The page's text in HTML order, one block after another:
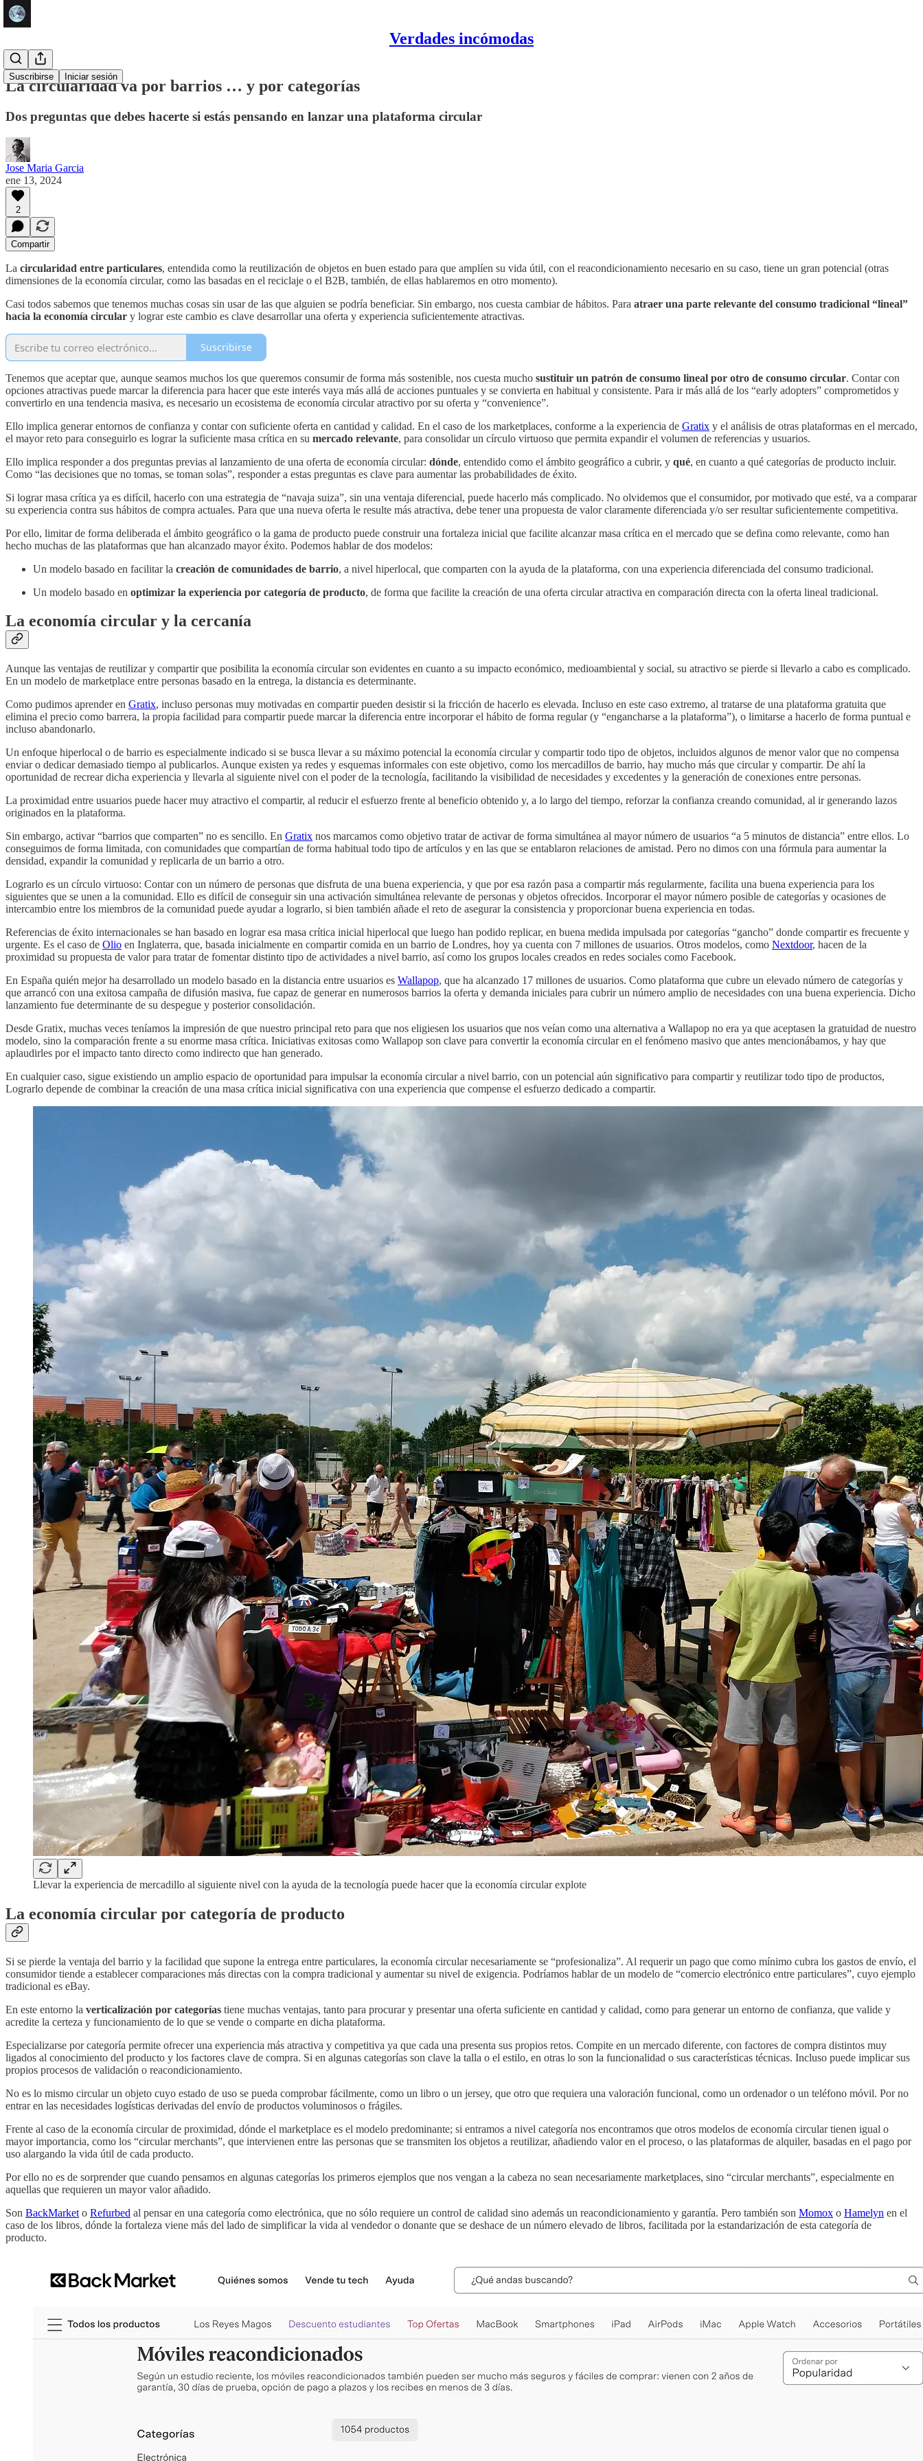
Verdades incómodas
Suscribirse Iniciar sesión
La circularidad va por barrios … y por categorías
Dos preguntas que debes hacerte si estás pensando en lanzar una plataforma circular
Jose Maria Garcia
ene 13, 2024
2
Compartir
La circularidad entre particulares, entendida como la reutilización de objetos en buen estado para que amplíen su vida útil, con el reacondicionamiento necesario en su caso, tiene un gran potencial (otras
dimensiones de la economía circular, como las basadas en el reciclaje o el B2B, también, de ellas hablaremos en otro momento).
Casi todos sabemos que tenemos muchas cosas sin usar de las que alguien se podría beneficiar. Sin embargo, nos cuesta cambiar de hábitos. Para atraer una parte relevante del consumo tradicional “lineal”
hacia la economía circular y lograr este cambio es clave desarrollar una oferta y experiencia suficientemente atractivas.
Suscribirse
Tenemos que aceptar que, aunque seamos muchos los que queremos consumir de forma más sostenible, nos cuesta mucho sustituir un patrón de consumo lineal por otro de consumo circular. Contar con
opciones atractivas puede marcar la diferencia para hacer que este interés vaya más allá de acciones puntuales y se convierta en habitual y consistente. Para ir más allá de los “early adopters” comprometidos y
convertirlo en una tendencia masiva, es necesario un ecosistema de economía circular atractivo por su oferta y “convenience”.
Ello implica generar entornos de confianza y contar con suficiente oferta en cantidad y calidad. En el caso de los marketplaces, conforme a la experiencia de Gratix y el análisis de otras plataformas en el mercado,
el mayor reto para conseguirlo es lograr la suficiente masa crítica en su mercado relevante, para consolidar un círculo virtuoso que permita expandir el volumen de referencias y usuarios.
Ello implica responder a dos preguntas previas al lanzamiento de una oferta de economía circular: dónde, entendido como el ámbito geográfico a cubrir, y qué, en cuanto a qué categorías de producto incluir.
Como “las decisiones que no tomas, se toman solas”, responder a estas preguntas es clave para aumentar las probabilidades de éxito.
Si lograr masa crítica ya es difícil, hacerlo con una estrategia de “navaja suiza”, sin una ventaja diferencial, puede hacerlo más complicado. No olvidemos que el consumidor, por motivado que esté, va a comparar
su experiencia contra sus hábitos de compra actuales. Para que una nueva oferta le resulte más atractiva, debe tener una propuesta de valor claramente diferenciada y/o ser resultar suficientemente competitiva.
Por ello, limitar de forma deliberada el ámbito geográfico o la gama de producto puede construir una fortaleza inicial que facilite alcanzar masa crítica en el mercado que se defina como relevante, como han
hecho muchas de las plataformas que han alcanzado mayor éxito. Podemos hablar de dos modelos:
Un modelo basado en facilitar la creación de comunidades de barrio, a nivel hiperlocal, que comparten con la ayuda de la plataforma, con una experiencia diferenciada del consumo tradicional.
Un modelo basado en optimizar la experiencia por categoría de producto, de forma que facilite la creación de una oferta circular atractiva en comparación directa con la oferta lineal tradicional.
La economía circular y la cercanía
Aunque las ventajas de reutilizar y compartir que posibilita la economía circular son evidentes en cuanto a su impacto económico, medioambiental y social, su atractivo se pierde si llevarlo a cabo es complicado.
En un modelo de marketplace entre personas basado en la entrega, la distancia es determinante.
Como pudimos aprender en Gratix, incluso personas muy motivadas en compartir pueden desistir si la fricción de hacerlo es elevada. Incluso en este caso extremo, al tratarse de una plataforma gratuita que
elimina el precio como barrera, la propia facilidad para compartir puede marcar la diferencia entre incorporar el hábito de forma regular (y “engancharse a la plataforma”), o limitarse a hacerlo de forma puntual e
incluso abandonarlo.
Un enfoque hiperlocal o de barrio es especialmente indicado si se busca llevar a su máximo potencial la economía circular y compartir todo tipo de objetos, incluidos algunos de menor valor que no compensa
enviar o dedicar demasiado tiempo al publicarlos. Aunque existen ya redes y esquemas informales con este objetivo, como los mercadillos de barrio, hay mucho más que circular y compartir. De ahí la
oportunidad de recrear dicha experiencia y llevarla al siguiente nivel con el poder de la tecnología, facilitando la visibilidad de necesidades y excedentes y la generación de conexiones entre personas.
La proximidad entre usuarios puede hacer muy atractivo el compartir, al reducir el esfuerzo frente al beneficio obtenido y, a lo largo del tiempo, reforzar la confianza creando comunidad, al ir generando lazos
originados en la plataforma.
Sin embargo, activar “barrios que comparten” no es sencillo. En Gratix nos marcamos como objetivo tratar de activar de forma simultánea al mayor número de usuarios “a 5 minutos de distancia” entre ellos. Lo
conseguimos de forma limitada, con comunidades que compartían de forma habitual todo tipo de artículos y en las que se entablaron relaciones de amistad. Pero no dimos con una fórmula para aumentar la
densidad, expandir la comunidad y replicarla de un barrio a otro.
Lograrlo es un círculo virtuoso: Contar con un número de personas que disfruta de una buena experiencia, y que por esa razón pasa a compartir más regularmente, facilita una buena experiencia para los
siguientes que se unen a la comunidad. Ello es difícil de conseguir sin una activación simultánea relevante de personas y objetos ofrecidos. Incorporar el mayor número posible de categorías y ocasiones de
intercambio entre los miembros de la comunidad puede ayudar a lograrlo, si bien también añade el reto de asegurar la consistencia y proporcionar buena experiencia en todas.
Referencias de éxito internacionales se han basado en lograr esa masa crítica inicial hiperlocal que luego han podido replicar, en buena medida impulsada por categorías “gancho” donde compartir es frecuente y
urgente. Es el caso de Olio en Inglaterra, que, basada inicialmente en compartir comida en un barrio de Londres, hoy ya cuenta con 7 millones de usuarios. Otros modelos, como Nextdoor, hacen de la
proximidad su propuesta de valor para tratar de fomentar distinto tipo de actividades a nivel barrio, así como los grupos locales creados en redes sociales como Facebook.
En España quién mejor ha desarrollado un modelo basado en la distancia entre usuarios es Wallapop, que ha alcanzado 17 millones de usuarios. Como plataforma que cubre un elevado número de categorías y
que arrancó con una exitosa campaña de difusión masiva, fue capaz de generar en numerosos barrios la oferta y demanda iniciales para cubrir un número amplio de necesidades con una buena experiencia. Dicho
lanzamiento fue determinante de su despegue y posterior consolidación.
Desde Gratix, muchas veces teníamos la impresión de que nuestro principal reto para que nos eligiesen los usuarios que nos veían como una alternativa a Wallapop no era ya que aceptasen la gratuidad de nuestro
modelo, sino la comparación frente a su enorme masa crítica. Iniciativas exitosas como Wallapop son clave para convertir la economía circular en el fenómeno masivo que antes mencionábamos, y hay que
aplaudirles por el impacto tanto directo como indirecto que han generado.
En cualquier caso, sigue existiendo un amplio espacio de oportunidad para impulsar la economía circular a nivel barrio, con un potencial aún significativo para compartir y reutilizar todo tipo de productos,
Lograrlo depende de combinar la creación de una masa crítica inicial significativa con una experiencia que compense el esfuerzo dedicado a compartir.
Llevar la experiencia de mercadillo al siguiente nivel con la ayuda de la tecnología puede hacer que la economía circular explote
La economía circular por categoría de producto
Si se pierde la ventaja del barrio y la facilidad que supone la entrega entre particulares, la economía circular necesariamente se “profesionaliza”. Al requerir un pago que como mínimo cubra los gastos de envío, el
consumidor tiende a establecer comparaciones más directas con la compra tradicional y aumentar su nivel de exigencia. Podríamos hablar de un modelo de “comercio electrónico entre particulares”, cuyo ejemplo
tradicional es eBay.
En este entorno la verticalización por categorías tiene muchas ventajas, tanto para procurar y presentar una oferta suficiente en cantidad y calidad, como para generar un entorno de confianza, que valide y
acredite la certeza y funcionamiento de lo que se vende o comparte en dicha plataforma.
Especializarse por categoría permite ofrecer una experiencia más atractiva y competitiva ya que cada una presenta sus propios retos. Compite en un mercado diferente, con factores de compra distintos muy
ligados al conocimiento del producto y los factores clave de compra. Si en algunas categorías son clave la talla o el estilo, en otras lo son la funcionalidad o sus características técnicas. Incluso puede implicar sus
propios procesos de validación o reacondicionamiento.
No es lo mismo circular un objeto cuyo estado de uso se pueda comprobar fácilmente, como un libro o un jersey, que otro que requiera una valoración funcional, como un ordenador o un teléfono móvil. Por no
entrar en las necesidades logísticas derivadas del envío de productos voluminosos o frágiles.
Frente al caso de la economía circular de proximidad, dónde el marketplace es el modelo predominante; si entramos a nivel categoría nos encontramos que otros modelos de economía circular tienen igual o
mayor importancia, como los “circular merchants”, que intervienen entre las personas que se transmiten los objetos a reutilizar, añadiendo valor en el proceso, o las plataformas de alquiler, basadas en el pago por
uso alargando la vida útil de cada producto.
Por ello no es de sorprender que cuando pensamos en algunas categorías los primeros ejemplos que nos vengan a la cabeza no sean necesariamente marketplaces, sino “circular merchants”, especialmente en
aquellas que requieren un mayor valor añadido.
Son BackMarket o Refurbed al pensar en una categoría como electrónica, que no sólo requiere un control de calidad sino además un reacondicionamiento y garantía. Pero también son Momox o Hamelyn en el
caso de los libros, dónde la fortaleza viene más del lado de simplificar la vida al vendedor o donante que se deshace de un número elevado de libros, facilitada por la estandarización de esta categoría de
producto.